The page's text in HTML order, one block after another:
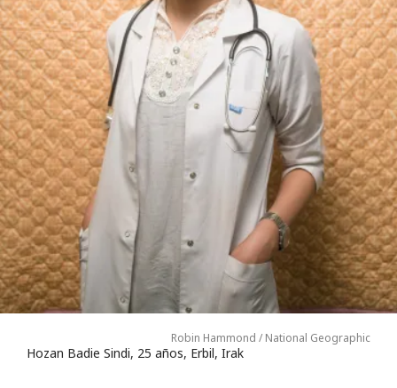
Robin Hammond / National Geographic
Hozan Badie Sindi, 25 años, Erbil, Irak